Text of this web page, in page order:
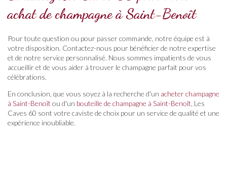
achat de champagne à Saint-Benoît
Pour toute question ou pour passer commande, notre équipe est à
votre disposition. Contactez-nous pour bénéficier de notre expertise
et de notre service personnalisé. Nous sommes impatients de vous
accueillir et de vous aider à trouver le champagne parfait pour vos
célébrations.
En conclusion, que vous soyez à la recherche d'un acheter champagne
à Saint-Benoît ou d'un bouteille de champagne à Saint-Benoît , Les
Caves 60 sont votre caviste de choix pour un service de qualité et une
expérience inoubliable.